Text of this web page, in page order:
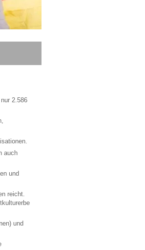
2.586
auch
und
reicht.
und